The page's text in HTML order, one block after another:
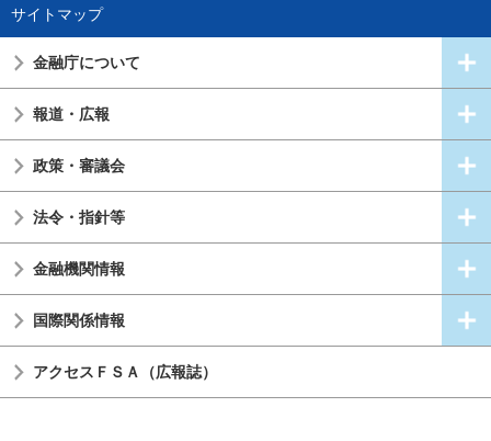
サイトマップ
金融庁について
報道・広報
政策・審議会
法令・指針等
金融機関情報
国際関係情報
アクセスＦＳＡ（広報誌）